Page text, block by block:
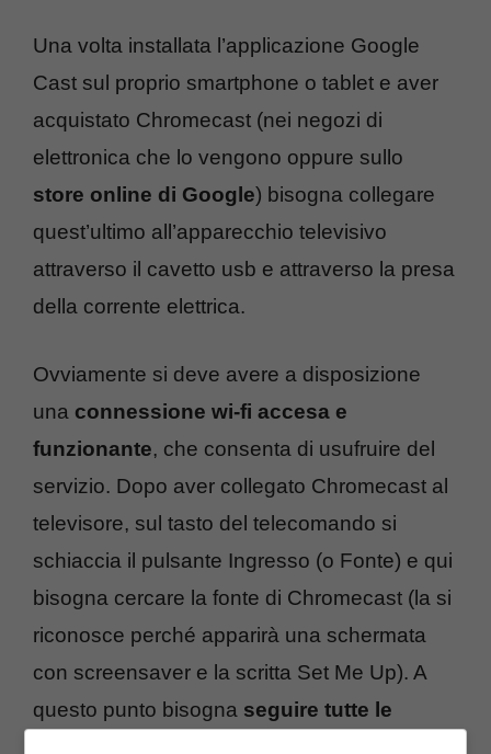
Una volta installata l’applicazione Google
Cast sul proprio smartphone o tablet e aver
acquistato Chromecast (nei negozi di
elettronica che lo vengono oppure sullo
store online di Google) bisogna collegare
quest’ultimo all’apparecchio televisivo
attraverso il cavetto usb e attraverso la presa
della corrente elettrica.
Ovviamente si deve avere a disposizione
una connessione wi-fi accesa e
funzionante, che consenta di usufruire del
servizio. Dopo aver collegato Chromecast al
televisore, sul tasto del telecomando si
schiaccia il pulsante Ingresso (o Fonte) e qui
bisogna cercare la fonte di Chromecast (la si
riconosce perché apparirà una schermata
con screensaver e la scritta Set Me Up). A
questo punto bisogna seguire tutte le